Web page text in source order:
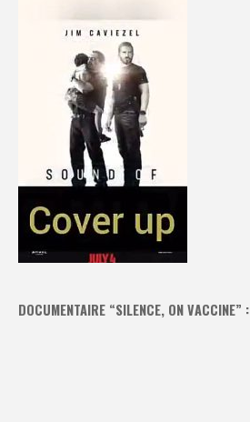
DOCUMENTAIRE “SILENCE, ON VACCINE” :